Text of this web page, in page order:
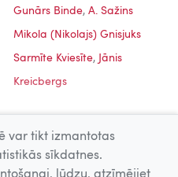
Gunārs Binde, A. Sažins
Mikola (Nikolajs) Gnisjuks
Sarmīte Kviesīte, Jānis
Kreicbergs
var tikt izmantotas
sīkdatnes.